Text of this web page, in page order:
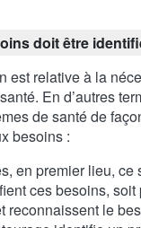
doit être
est relative à la
En d’autres
de santé de
besoins :
en premier lieu,
ces besoins, soit
reconnaissent le